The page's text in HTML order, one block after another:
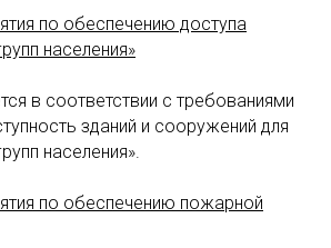
по обеспечению доступа
населения»
в соответствии с требованиями
зданий и сооружений для
населения».
по обеспечению пожарной